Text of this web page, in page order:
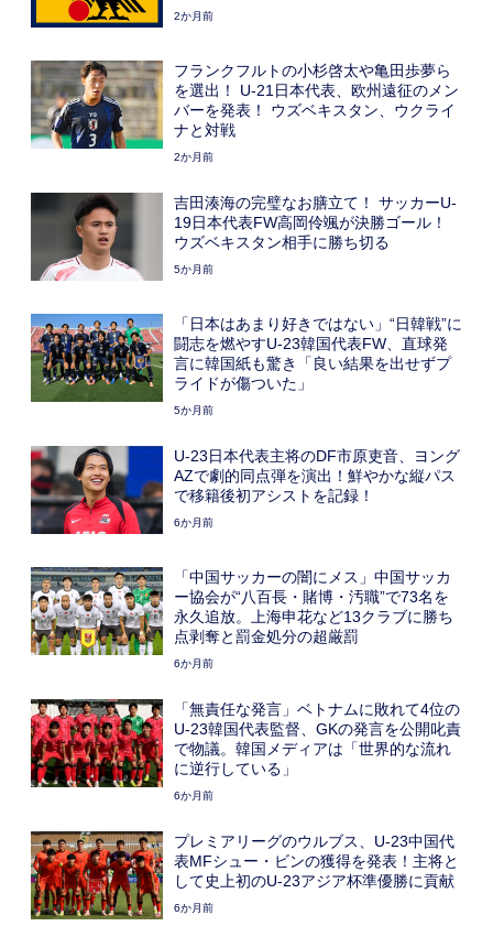
2か月前
フランクフルトの小杉啓太や⻲田歩夢ら
を選出！ U-21日本代表、欧州遠征のメン
バーを発表！ ウズベキスタン、ウクライ
ナと対戦
2か月前
吉田湊海の完璧なお膳立て！ サッカーU-
19日本代表FW高岡伶颯が決勝ゴール！
ウズベキスタン相手に勝ち切る
5か月前
「日本はあまり好きではない」“日韓戦”に
闘志を燃やすU-23韓国代表FW、直球発
言に韓国紙も驚き「良い結果を出せずプ
ライドが傷ついた」
5か月前
U-23日本代表主将のDF市原吏音、ヨング
AZで劇的同点弾を演出！鮮やかな縦パス
で移籍後初アシストを記録！
6か月前
「中国サッカーの闇にメス」中国サッカ
ー協会が“八百長・賭博・汚職”で73名を
永久追放。上海申花など13クラブに勝ち
点剥奪と罰金処分の超厳罰
6か月前
「無責任な発言」ベトナムに敗れて4位の
U-23韓国代表監督、GKの発言を公開叱責
で物議。韓国メディアは「世界的な流れ
に逆行している」
6か月前
プレミアリーグのウルブス、U-23中国代
表MFシュー・ビンの獲得を発表！主将と
して史上初のU-23アジア杯準優勝に貢献
6か月前